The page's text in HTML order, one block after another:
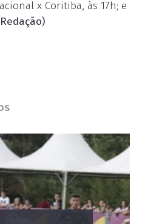
x Coritiba, às 17h; e